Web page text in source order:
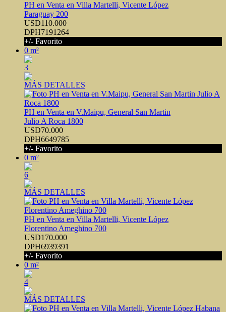
PH en Venta en Villa Martelli, Vicente López
Paraguay 200
USD110.000
DPH7191264
+/- Favorito
0 m²
3
MÁS DETALLES
PH en Venta en V.Maipu, General San Martin
Julio A Roca 1800
USD70.000
DPH6649785
+/- Favorito
0 m²
6
MÁS DETALLES
PH en Venta en Villa Martelli, Vicente López
Florentino Ameghino 700
USD170.000
DPH6939391
+/- Favorito
0 m²
4
MÁS DETALLES